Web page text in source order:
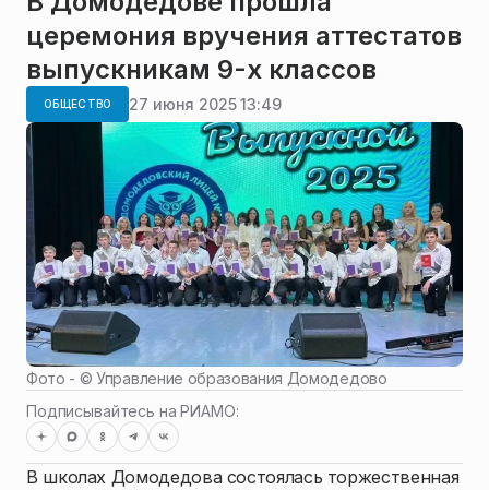
церемония вручения аттестатов
выпускникам 9-х классов
ОБЩЕСТВО 27 июня 2025 13:49
Фото - ©Управление образования Домодедово
Подписывайтесь на РИАМО:
В школах Домодедова состоялась торжественная